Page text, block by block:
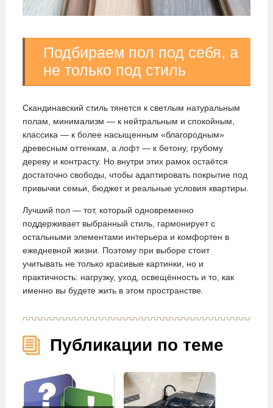
Подбираем пол под себя, а
не только под стиль
Скандинавский стиль тянется к светлым натуральным
полам, минимализм — к нейтральным и спокойным,
классика — к более насыщенным «благородным»
древесным оттенкам, а лофт — к бетону, грубому
дереву и контрасту. Но внутри этих рамок остаётся
достаточно свободы, чтобы адаптировать покрытие под
привычки семьи, бюджет и реальные условия квартиры.
Лучший пол — тот, который одновременно
поддерживает выбранный стиль, гармонирует с
остальными элементами интерьера и комфортен в
ежедневной жизни. Поэтому при выборе стоит
учитывать не только красивые картинки, но и
практичность: нагрузку, уход, освещённость и то, как
именно вы будете жить в этом пространстве.
Публикации по теме